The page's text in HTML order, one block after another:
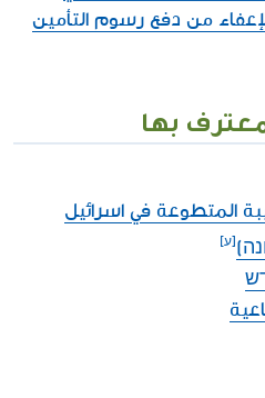
من دفع رسوم التأمين
بها
المتطوعة في اسرائيل